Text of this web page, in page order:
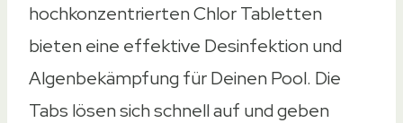
hochkonzentrierten Chlor Tabletten
bieten eine effektive Desinfektion und
Algenbekämpfung für Deinen Pool. Die
Tabs lösen sich schnell auf und geben